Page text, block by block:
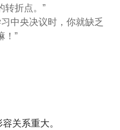
转折点。”
中央决议时，你就缺乏
！”
关系重大。